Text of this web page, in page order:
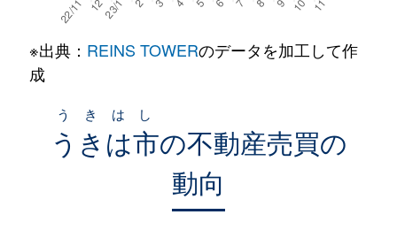
※出典： REINS TOWERのデータを加工して作
成
うきは市
うきはし
の不動産売買の
動向